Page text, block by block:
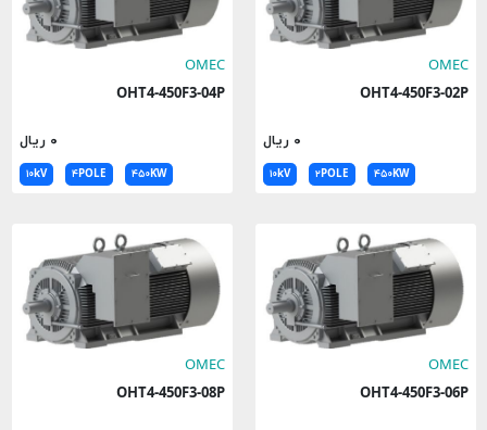
OMEC
OHT4-450F3-02P
۰ ریال
۴۵۰KW ۲POLE ۱۰kV
OMEC
OHT4-450F3-04P
۰ ریال
۴۵۰KW ۴POLE ۱۰kV
OMEC
OHT4-450F3-06P
OMEC
OHT4-450F3-08P